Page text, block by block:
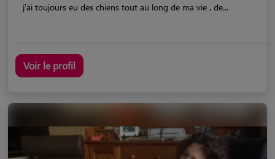
j'ai toujours eu des chiens tout au long de ma vie , de...
Voir le profil